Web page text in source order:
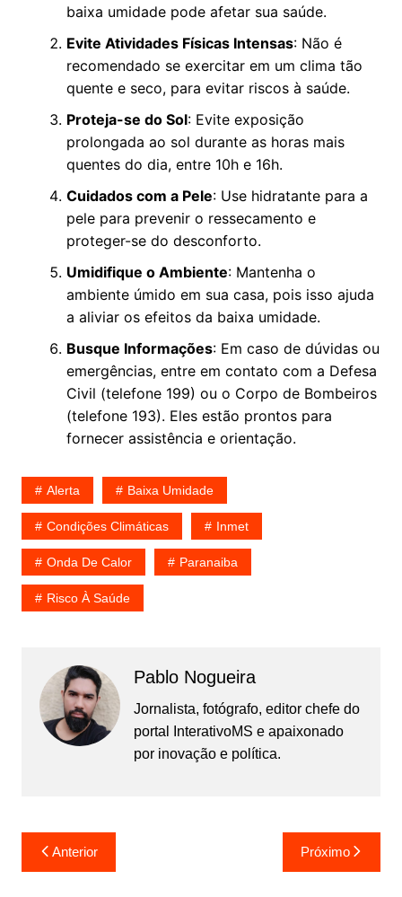
baixa umidade pode afetar sua saúde.
Evite Atividades Físicas Intensas: Não é
recomendado se exercitar em um clima tão
quente e seco, para evitar riscos à saúde.
Proteja-se do Sol: Evite exposição
prolongada ao sol durante as horas mais
quentes do dia, entre 10h e 16h.
Cuidados com a Pele: Use hidratante para a
pele para prevenir o ressecamento e
proteger-se do desconforto.
Umidifique o Ambiente: Mantenha o
ambiente úmido em sua casa, pois isso ajuda
a aliviar os efeitos da baixa umidade.
Busque Informações: Em caso de dúvidas ou
emergências, entre em contato com a Defesa
Civil (telefone 199) ou o Corpo de Bombeiros
(telefone 193). Eles estão prontos para
fornecer assistência e orientação.
Alerta Baixa Umidade
Condições Climáticas Inmet
Onda De Calor Paranaiba
Risco À Saúde
Pablo Nogueira
Jornalista, fotógrafo, editor chefe do
portal InterativoMS e apaixonado
por inovação e política.
Navegação
de
Anterior Próximo